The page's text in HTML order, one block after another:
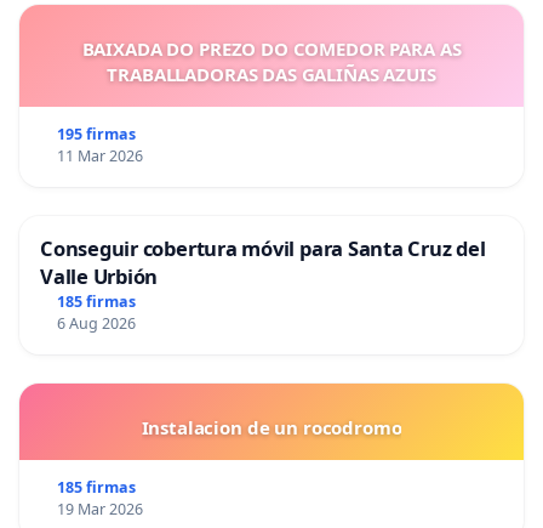
BAIXADA DO PREZO DO COMEDOR PARA AS
TRABALLADORAS DAS GALIÑAS AZUIS
195 firmas
11 Mar 2026
Conseguir cobertura móvil para Santa Cruz del
Valle Urbión
185 firmas
6 Aug 2026
Instalacion de un rocodromo
185 firmas
19 Mar 2026